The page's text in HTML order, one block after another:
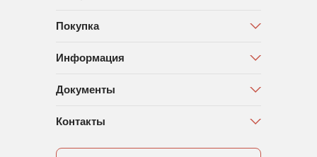
Покупка
Информация
Документы
Контакты